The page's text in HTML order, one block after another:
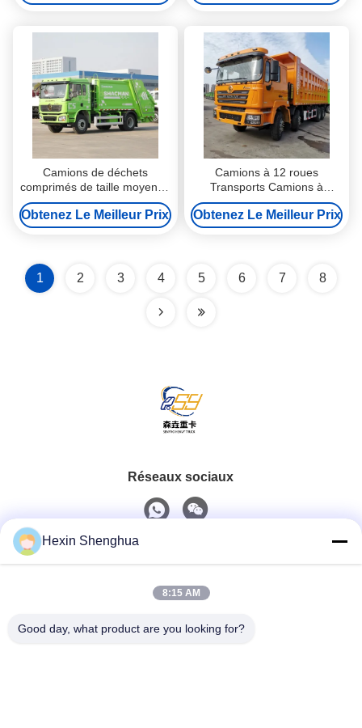
Viande Camion Réfrigéré
Camions de déchets
comprimés de taille moyenne
Camions de déchets de taille
moyenne de taille grande
Obtenez Le Meilleur Prix
Camions à 12 roues
Transports Camions à
décharge 400 ch à
transmission manuelle
Camions à décharge
Obtenez Le Meilleur Prix
1 2 3 4 5 6 7 8
Réseaux sociaux
Contact rapide
0086-13579271170
Hexin Shenghua
8:15 AM
Good day, what product are you looking for?